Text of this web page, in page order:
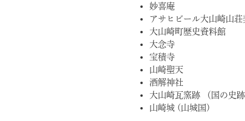
妙喜庵
アサヒビール大山崎山荘
大山崎町歴史資料館
大念寺
宝積寺
山崎聖天
酒解神社
大山崎瓦窯跡 （国の史跡
山崎城 (山城国)